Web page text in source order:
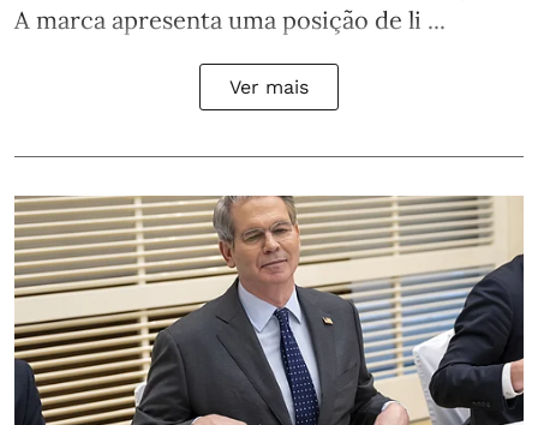
A marca apresenta uma posição de li ...
Ver mais